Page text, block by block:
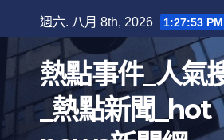
至
內
週六. 八月 8th, 2026 1:27:54 PM
熱點事件_人氣
_熱點新聞_hot